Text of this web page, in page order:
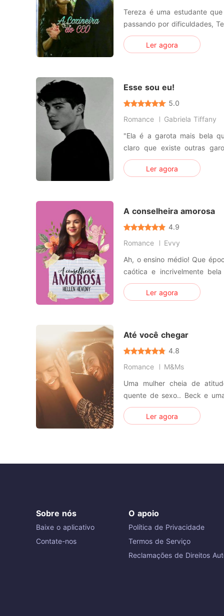
Tereza é uma estudante
passando por dificuldades,
seu próprio restaurante,
aceita o primeiro emprego
Ler agora
Esse sou eu!
5.0
Romance
Gabriela Tiffany
"Ela é a garota mais bela
claro que existe outras
qualquer coisa." Liam, é mais um entre os adolescentes
querendo se encaixar na
Ler agora
A conselheira amorosa
4.9
Romance
Evvy
Ah, o ensino médio! Que época da vida consegue ser mais
caótica e incrivelmente bela
não sabia essa resposta,
estava cumprindo seu papel
Ler agora
Até você chegar
4.8
Romance
M&Ms
Uma mulher cheia de
quente de sexo.. Beck e
adora se divertir tanto
rapazes, leve, carismática,
Ler agora
Sobre nós
Baixe o aplicativo
Contate-nos
O apoio
Política de Privacidade
Termos de Serviço
Reclamações de Direitos